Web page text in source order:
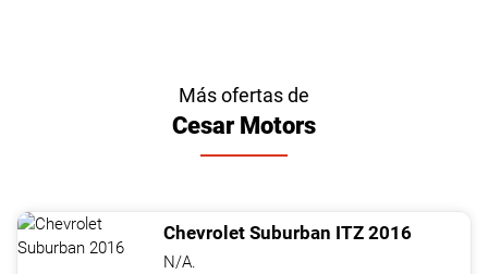
Más ofertas de
Cesar Motors
Chevrolet Suburban ITZ 2016
N/A.